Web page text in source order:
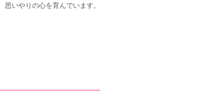
いやりの心を育んでいます。